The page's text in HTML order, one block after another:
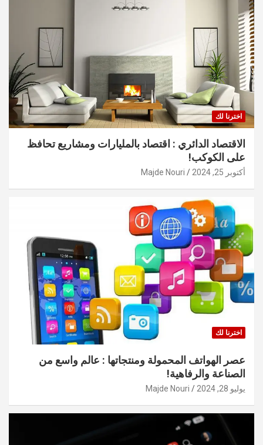
اخترنا لك
الاقتصاد الدائري : اقتصاد بالمليارات ومشاريع تحافظ
على الكوكب!
أكتوبر 25, 2024 Majde Nouri
اخترنا لك
عصر الهواتف المحمولة ومنتجاتها : عالم واسع من
الصناعة والرفاهية!
يوليو 28, 2024 Majde Nouri